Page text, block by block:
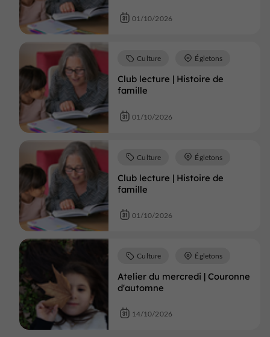
01/10/2026
Club lecture | Histoire de
famille
Culture Égletons
01/10/2026
Club lecture | Histoire de
famille
Culture Égletons
01/10/2026
Atelier du mercredi | Couronne
d'automne
Culture Égletons
14/10/2026